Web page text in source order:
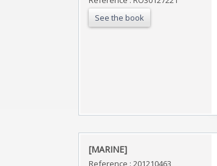
See the book
‎[MARINE]‎
Reference : 201210463